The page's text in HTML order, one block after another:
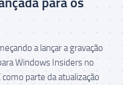
a lançar a gravação
Windows Insiders no
parte da atualização